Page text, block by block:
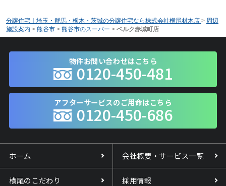
分譲住宅｜埼玉・群馬・栃木・茨城の分譲住宅なら株式会社横尾材木店 > 周辺
施設案内 > 熊谷市 > 熊谷市のスーパー > ベルク赤城町店
物件お問い合わせはこちら
0120-450-481
アフターサービスのご用命はこちら
0120-450-686
ホーム 会社概要・サービス一覧
横尾のこだわり 採用情報